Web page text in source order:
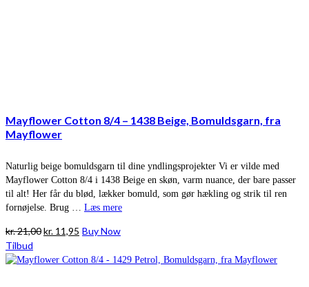
Mayflower Cotton 8/4 – 1438 Beige, Bomuldsgarn, fra
Mayflower
Naturlig beige bomuldsgarn til dine yndlingsprojekter Vi er vilde med
Mayflower Cotton 8/4 i 1438 Beige en skøn, varm nuance, der bare passer
til alt! Her får du blød, lækker bomuld, som gør hækling og strik til ren
fornøjelse. Brug … Læs mere
kr.21,00Den
pris
kr. 11,95 Den
pris
Buy Now
Tilbud